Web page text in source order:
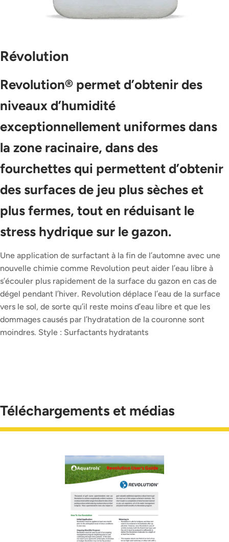
Révolution
Revolution® permet d’obtenir des
niveaux d’humidité
exceptionnellement uniformes dans
la zone racinaire, dans des
fourchettes qui permettent d’obtenir
des surfaces de jeu plus sèches et
plus fermes, tout en réduisant le
stress hydrique sur le gazon.
Une application de surfactant à la fin de l’automne avec une
nouvelle chimie comme Revolution peut aider l’eau libre à
s’écouler plus rapidement de la surface du gazon en cas de
dégel pendant l’hiver. Revolution déplace l’eau de la surface
vers le sol, de sorte qu’il reste moins d’eau libre et que les
dommages causés par l’hydratation de la couronne sont
moindres. Style : Surfactants hydratants
Téléchargements et médias